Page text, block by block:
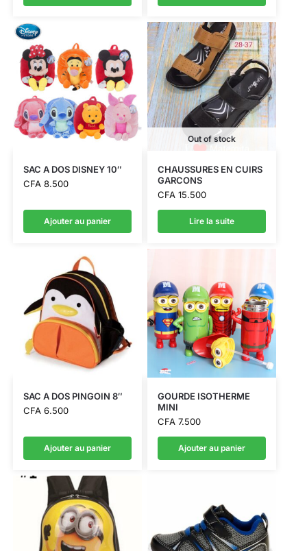
SAC A DOS DISNEY 10″
CFA8.500
Ajouter au panier
Out of stock
CHAUSSURES EN CUIRS
GARCONS
CFA15.500
Lire la suite
SAC A DOS PINGOIN 8″
CFA6.500
Ajouter au panier
GOURDE ISOTHERME
MINI
CFA7.500
Ajouter au panier